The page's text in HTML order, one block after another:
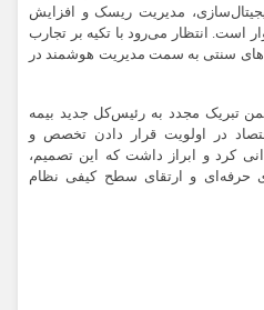
مدیریت ریسک‌ و افزایش
است. انتظار می‌رود با تکیه بر تجارب
سنتی به سمت مدیریت هوشمند در
تبریک مجدد به رئیس‌کل جدید بیمه
در اولویت قرار دادن تخصص و
کرد و ابراز داشت که این تصمیم،
حرفه‌ای و ارتقای سطح کیفی نظام